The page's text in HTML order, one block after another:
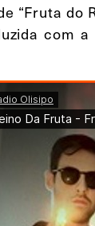
“Fruta do
com a